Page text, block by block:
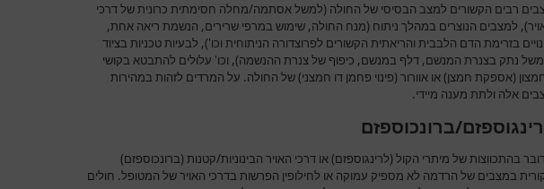
רבים הקשורים למצב הבסיסי של החולה (למשל אסתמה/מחלה חסימתית כרונית של דרכי
למצבים הנוצרים במהלך ניתוח (מנח החולה, שימוש במרפי שרירים, הנשמת ריאה אחת,
בזרימת הדם הלבבית והריאתית הקשורים לפרוצדורה הניתוחית וכו'), לבעיות טכניות בציוד
נתק בצנרת המנשם, דלף במנשם, כיפוף של צנרת ההנשמה), וכו' עלולים להתבטא בקושי
(אספקת חמצן) או אוורור (פינוי פחמן דו חמצני) של החולה. על המרדים לזהות במהירות
אלה ולתת מענה מיידי.
ברונכוספזם
בהתכווצות של מיתרי הקול (לרינגוספזם) או דרכי האויר הבינוניות/קטנות (ברונכוספזם)
במצבים של הרדמה לא מספיק עמוקה או לחילופין הפרשות בדרכי האויר של המטופל. חולים